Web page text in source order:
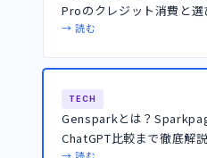
Proのクレジット消費と選
→ 読む
TECH
Gensparkとは？
ChatGPT比較まで徹底解